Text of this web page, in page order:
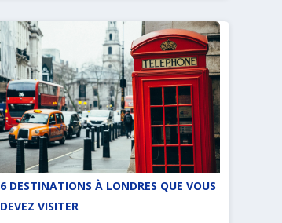
6 DESTINATIONS À LONDRES QUE VOUS
DEVEZ VISITER